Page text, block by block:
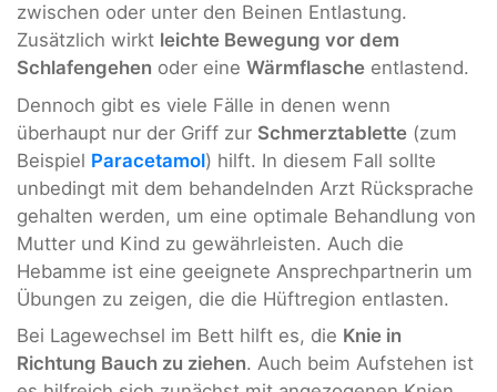
zwischen oder unter den Beinen Entlastung.
Zusätzlich wirkt leichte Bewegung vor dem
Schlafengehen oder eine Wärmflasche entlastend.
Dennoch gibt es viele Fälle in denen wenn
überhaupt nur der Griff zur Schmerztablette (zum
Beispiel Paracetamol) hilft. In diesem Fall sollte
unbedingt mit dem behandelnden Arzt Rücksprache
gehalten werden, um eine optimale Behandlung von
Mutter und Kind zu gewährleisten. Auch die
Hebamme ist eine geeignete Ansprechpartnerin um
Übungen zu zeigen, die die Hüftregion entlasten.
Bei Lagewechsel im Bett hilft es, die Knie in
Richtung Bauch zu ziehen. Auch beim Aufstehen ist